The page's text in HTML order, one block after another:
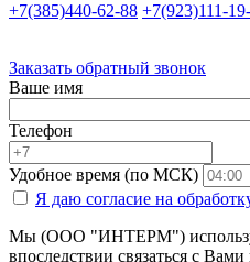
+7(385)440-62-88 +7(923)111-
Заказать обратный звонок
Ваше имя
Телефон
Удобное время (по МСК)
Я даю согласие на
Мы (ООО "ИНТЕРМ")
впоследствии связаться с